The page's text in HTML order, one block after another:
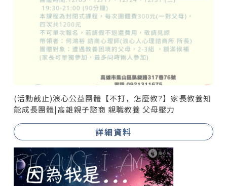
(活動截止)浪心公益團體【不打，怎麼教?】家長教養知
能成長團體|高雄親子諮商 親職教養 父母壓力
詳細資料